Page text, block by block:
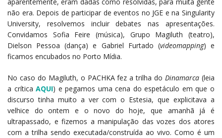
aparentemente, eram dadas como resolvidas, para muita gente
não era. Depois de participar de eventos no JGE e na Singularity
University, resolvemos incluir debates nas apresentações.
Convidamos Sofia Feire (música), Grupo Magiluth (teatro),
Dielson Pessoa (dança) e Gabriel Furtado (videomapping) e
ficamos encubados no Porto Mídia.
No caso do Magiluth, o PACHKA fez a trilha doDinamarca (leia
a críticaAQUI) e pegamos uma cena do espetáculo em que o
discurso tinha muito a ver com o Estesia, que explicitava a
velhice do ontem e o novo do hoje, que amanhã já é
ultrapassado, e fizemos a manipulação das vozes dos atores
com a trilha sendo executada/construída ao vivo. Como é um